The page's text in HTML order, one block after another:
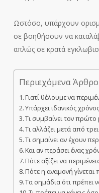
Ωστόσο, υπάρχουν
σε βοηθήσουν να
απλώς σε κρατά
Περιεχόμενα
Γιατί θέλουμε να
Υπάρχει ιδανικός
Τι συμβαίνει τον
Τι αλλάζει μετά από
Τι σημαίνει αν έχουν
Και αν περάσει ένας
Πότε αξίζει να
Πότε η αναμονή γίνεται
Τα σημάδια ότι πρέπει